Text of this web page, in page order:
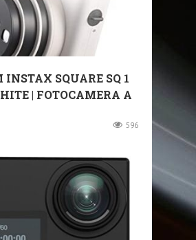
SQUARE SQ 1
| FOTOCAMERA A
596